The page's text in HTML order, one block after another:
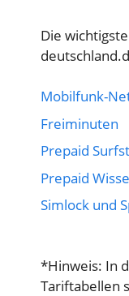
Die
Mobilfunk-
Freiminuten
Prepaid
Prepaid
Simlock und
*Hinweis: In
Tariftabellen